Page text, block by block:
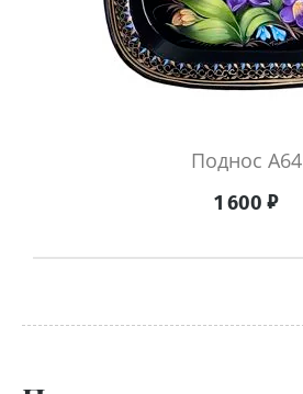
Поднос А64
1 600 ₽